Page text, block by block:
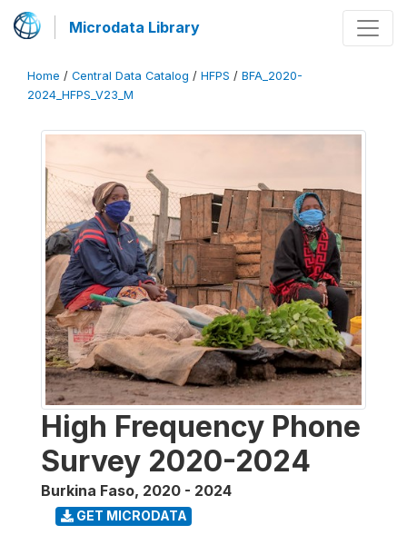
Microdata Library
Home / Central Data Catalog / HFPS / BFA_2020-
2024_HFPS_V23_M
High Frequency Phone
Survey 2020-2024
Burkina Faso, 2020 - 2024
GET MICRODATA